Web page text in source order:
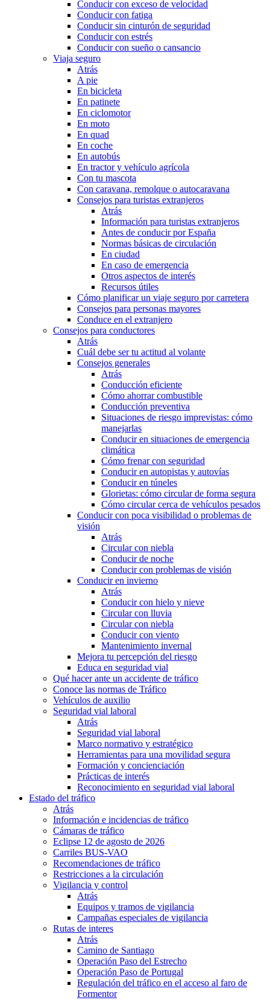
Conducir con exceso de velocidad
Conducir con fatiga
Conducir sin cinturón de seguridad
Conducir con estrés
Conducir con sueño o cansancio
Viaja seguro
Atrás
A pie
En bicicleta
En patinete
En ciclomotor
En moto
En quad
En coche
En autobús
En tractor y vehículo agrícola
Con tu mascota
Con caravana, remolque o autocaravana
Consejos para turistas extranjeros
Atrás
Información para turistas extranjeros
Antes de conducir por España
Normas básicas de circulación
En ciudad
En caso de emergencia
Otros aspectos de interés
Recursos útiles
Cómo planificar un viaje seguro por carretera
Consejos para personas mayores
Conduce en el extranjero
Consejos para conductores
Atrás
Cuál debe ser tu actitud al volante
Consejos generales
Atrás
Conducción eficiente
Cómo ahorrar combustible
Conducción preventiva
Situaciones de riesgo imprevistas: cómo
manejarlas
Conducir en situaciones de emergencia
climática
Cómo frenar con seguridad
Conducir en autopistas y autovías
Conducir en túneles
Glorietas: cómo circular de forma segura
Cómo circular cerca de vehículos pesados
Conducir con poca visibilidad o problemas de
visión
Atrás
Circular con niebla
Conducir de noche
Conducir con problemas de visión
Conducir en invierno
Atrás
Conducir con hielo y nieve
Circular con lluvia
Circular con niebla
Conducir con viento
Mantenimiento invernal
Mejora tu percepción del riesgo
Educa en seguridad vial
Qué hacer ante un accidente de tráfico
Conoce las normas de Tráfico
Vehículos de auxilio
Seguridad vial laboral
Atrás
Seguridad vial laboral
Marco normativo y estratégico
Herramientas para una movilidad segura
Formación y concienciación
Prácticas de interés
Reconocimiento en seguridad vial laboral
Estado del tráfico
Atrás
Información e incidencias de tráfico
Cámaras de tráfico
Eclipse 12 de agosto de 2026
Carriles BUS-VAO
Recomendaciones de tráfico
Restricciones a la circulación
Vigilancia y control
Atrás
Equipos y tramos de vigilancia
Campañas especiales de vigilancia
Rutas de interes
Atrás
Camino de Santiago
Operación Paso del Estrecho
Operación Paso de Portugal
Regulación del tráfico en el acceso al faro de
Formentor